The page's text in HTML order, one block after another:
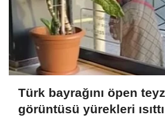
Türk bayrağını öpen
görüntüsü yürekleri ısıttı